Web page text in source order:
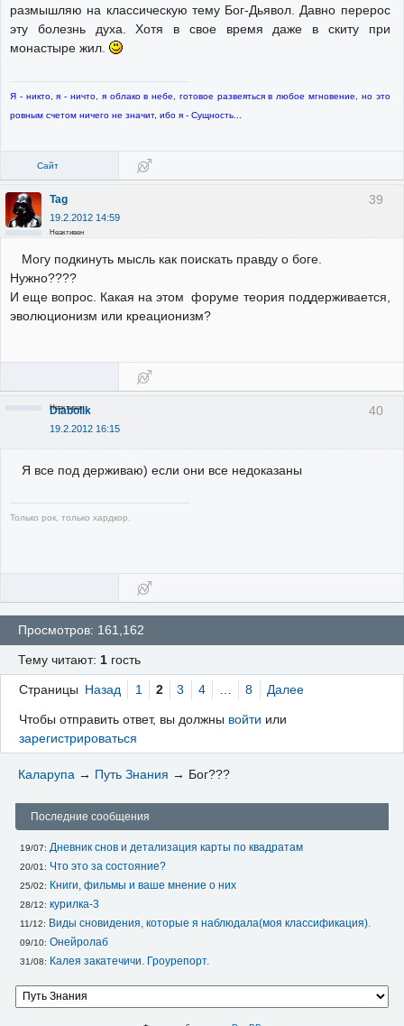
размышляю на классическую тему Бог-Дьявол. Давно перерос
эту болезнь духа. Хотя в свое время даже в скиту при
монастыре жил.
Я - никто, я - ничто, я облако в небе, готовое развеяться в любое мгновение, но это
ровным счетом ничего не значит, ибо я - Сущность...
Сайт
39
Tag
19.2.2012 14:59
Неактивен
Могу подкинуть мысль как поискать правду о боге.
Нужно????
И еще вопрос. Какая на этом форуме теория поддерживается,
эволюционизм или креационизм?
40
Diabolik
19.2.2012 16:15
Неактивен
Я все под держиваю) если они все недоказаны
Только рок, только хардкор.
Просмотров: 161,162
Тему читают: 1 гость
Страницы Назад 1 2 3 4 8 Далее
Чтобы отправить ответ, вы должны войти или
зарегистрироваться
Каларупа → Путь Знания → Бог???
Последние сообщения
19/07: Дневник снов и детализация карты по квадратам
20/01: Что это за состояние?
25/02: Книги, фильмы и ваше мнение о них
28/12: курилка-3
11/12: Виды сновидения, которые я наблюдала(моя классификация).
09/10: Онейролаб
31/08: Калея закатечичи. Гроурепорт.